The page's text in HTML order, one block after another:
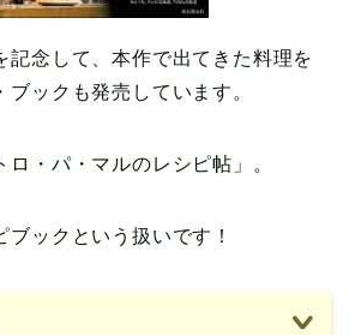
記念して、本作で出てきた料理を
ックも発売しています。
ロ・パ・マルのレシピ帖」。
ブックという扱いです！